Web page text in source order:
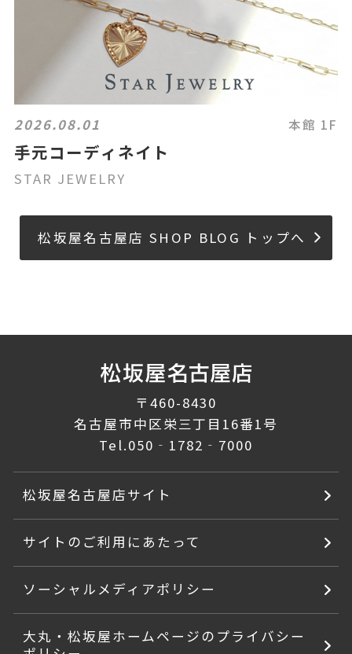
2026.08.01 本館 1F
手元コーディネイト
STAR JEWELRY
松坂屋名古屋店 SHOP BLOG トップへ
〒460-8430
名古屋市中区栄三丁目16番1号
Tel.050‐1782‐7000
松坂屋名古屋店サイト
サイトのご利用にあたって
ソーシャルメディアポリシー
大丸・松坂屋ホームページのプライバシー